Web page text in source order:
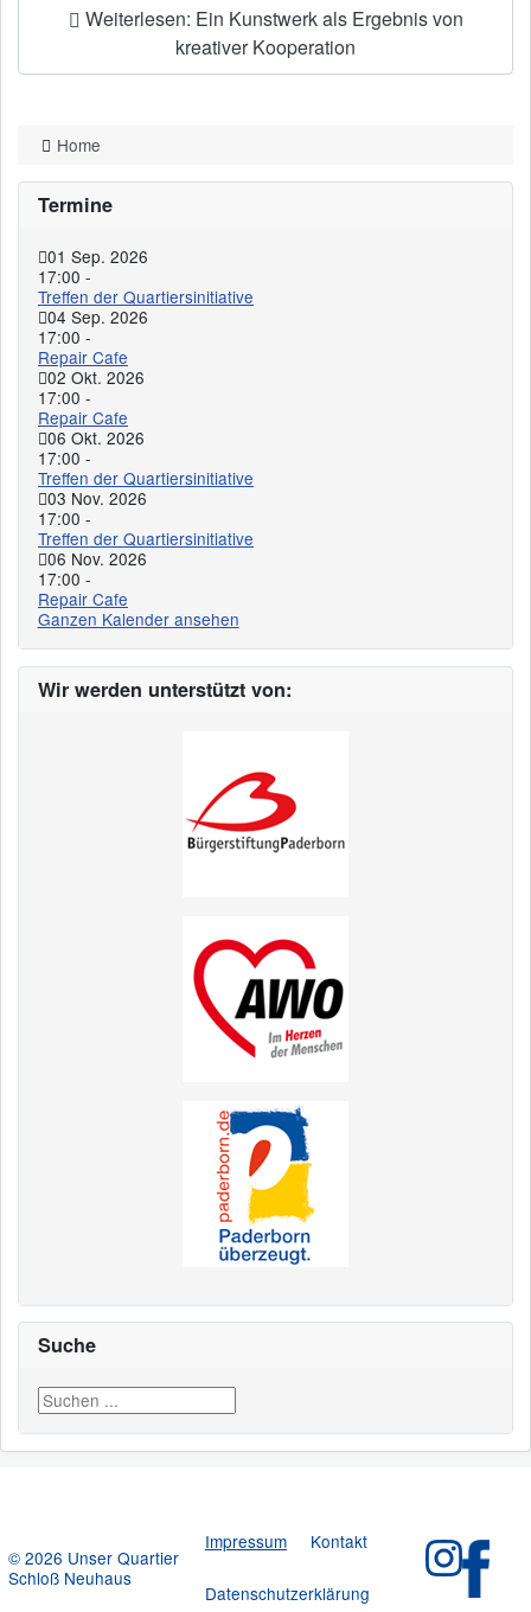
Weiterlesen: Ein Kunstwerk als Ergebnis von
kreativer Kooperation
Home
Termine
01 Sep. 2026
17:00 -
Treffen der Quartiersinitiative
04 Sep. 2026
17:00 -
Repair Cafe
02 Okt. 2026
17:00 -
Repair Cafe
06 Okt. 2026
17:00 -
Treffen der Quartiersinitiative
03 Nov. 2026
17:00 -
Treffen der Quartiersinitiative
06 Nov. 2026
17:00 -
Repair Cafe
Ganzen Kalender ansehen
Wir werden unterstützt von:
Suche
Suchen ...
© 2026 Unser Quartier
Schloß Neuhaus
Impressum Kontakt
Datenschutzerklärung